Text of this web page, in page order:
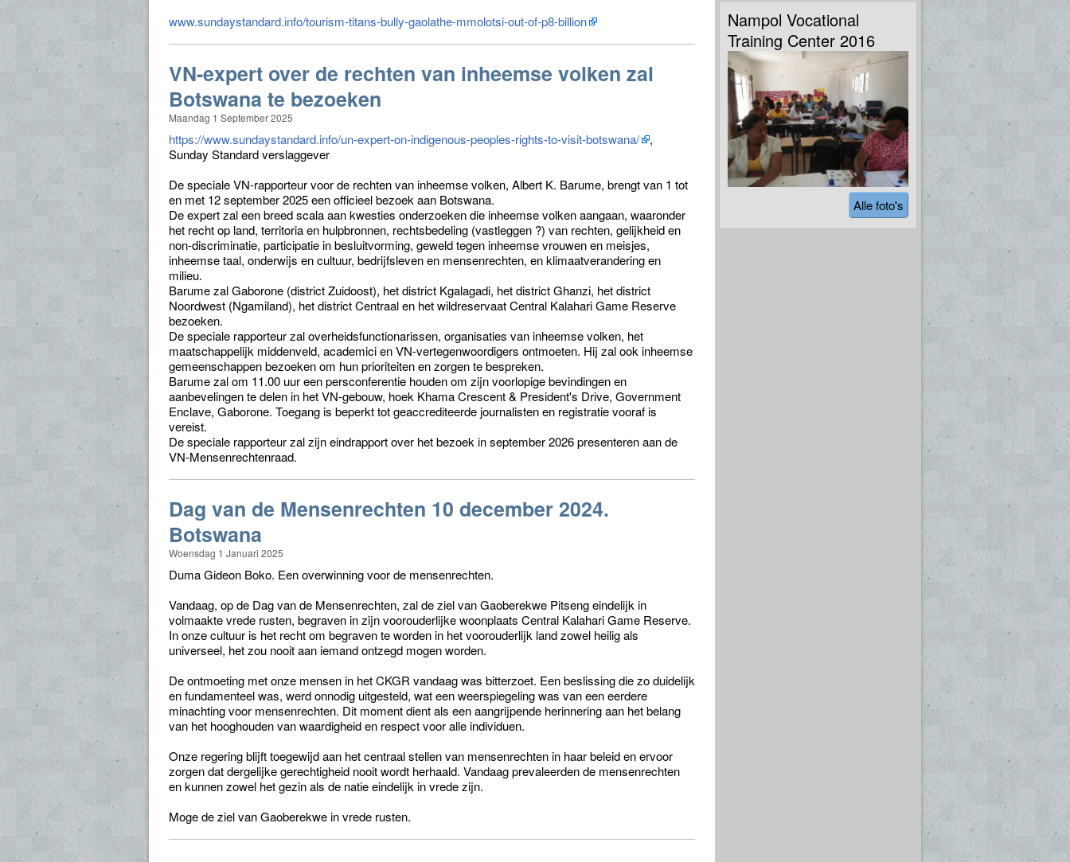
www.sundaystandard.info/tourism-titans-bully-gaolathe-mmolotsi-out-of-p8-billion
VN-expert over de rechten van inheemse volken zal
Botswana te bezoeken
Maandag 1 September 2025
https://www.sundaystandard.info/un-expert-on-indigenous-peoples-rights-to-visit-botswana/
,
Sunday Standard verslaggever
De speciale VN-rapporteur voor de rechten van inheemse volken, Albert K. Barume, brengt van 1 tot
en met 12 september 2025 een officieel bezoek aan Botswana.
De expert zal een breed scala aan kwesties onderzoeken die inheemse volken aangaan, waaronder
het recht op land, territoria en hulpbronnen, rechtsbedeling (vastleggen ?) van rechten, gelijkheid en
non-discriminatie, participatie in besluitvorming, geweld tegen inheemse vrouwen en meisjes,
inheemse taal, onderwijs en cultuur, bedrijfsleven en mensenrechten, en klimaatverandering en
milieu.
Barume zal Gaborone (district Zuidoost), het district Kgalagadi, het district Ghanzi, het district
Noordwest (Ngamiland), het district Centraal en het wildreservaat Central Kalahari Game Reserve
bezoeken.
De speciale rapporteur zal overheidsfunctionarissen, organisaties van inheemse volken, het
maatschappelijk middenveld, academici en VN-vertegenwoordigers ontmoeten. Hij zal ook inheemse
gemeenschappen bezoeken om hun prioriteiten en zorgen te bespreken.
Barume zal om 11.00 uur een persconferentie houden om zijn voorlopige bevindingen en
aanbevelingen te delen in het VN-gebouw, hoek Khama Crescent & President's Drive, Government
Enclave, Gaborone. Toegang is beperkt tot geaccrediteerde journalisten en registratie vooraf is
vereist.
De speciale rapporteur zal zijn eindrapport over het bezoek in september 2026 presenteren aan de
VN-Mensenrechtenraad.
Dag van de Mensenrechten 10 december 2024.
Botswana
Woensdag 1 Januari 2025
Duma Gideon Boko. Een overwinning voor de mensenrechten.
Vandaag, op de Dag van de Mensenrechten, zal de ziel van Gaoberekwe Pitseng eindelijk in
volmaakte vrede rusten, begraven in zijn voorouderlijke woonplaats Central Kalahari Game Reserve.
In onze cultuur is het recht om begraven te worden in het voorouderlijk land zowel heilig als
universeel, het zou nooit aan iemand ontzegd mogen worden.
De ontmoeting met onze mensen in het CKGR vandaag was bitterzoet. Een beslissing die zo duidelijk
en fundamenteel was, werd onnodig uitgesteld, wat een weerspiegeling was van een eerdere
minachting voor mensenrechten. Dit moment dient als een aangrijpende herinnering aan het belang
van het hooghouden van waardigheid en respect voor alle individuen.
Onze regering blijft toegewijd aan het centraal stellen van mensenrechten in haar beleid en ervoor
zorgen dat dergelijke gerechtigheid nooit wordt herhaald. Vandaag prevaleerden de mensenrechten
en kunnen zowel het gezin als de natie eindelijk in vrede zijn.
Moge de ziel van Gaoberekwe in vrede rusten.
Nampol Vocational
Training Center 2016
Alle foto's